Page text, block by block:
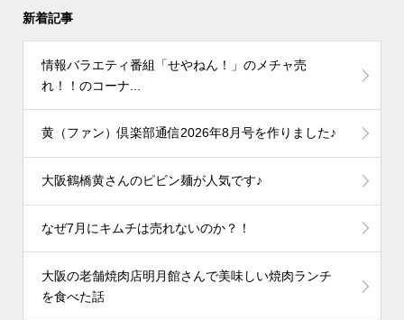
新着記事
情報バラエティ番組「せやねん！」のメチャ売
れ！！のコーナ...
黄（ファン）倶楽部通信2026年8月号を作りました♪
大阪鶴橋黄さんのピビン麺が人気です♪
なぜ7月にキムチは売れないのか？！
大阪の老舗焼肉店明月館さんで美味しい焼肉ランチ
を食べた話